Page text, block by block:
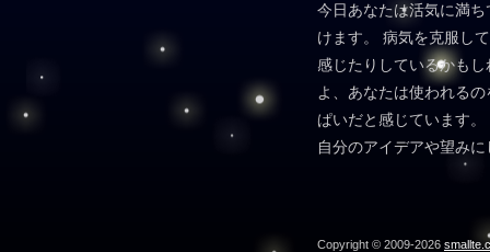
今日あなたは活気に満
けます。 病気を克服し
感じたりしているかも
よ、あなたは使われる
ぱいだと感じています
自分のアイデアや望み
Copyright © 2009-2026